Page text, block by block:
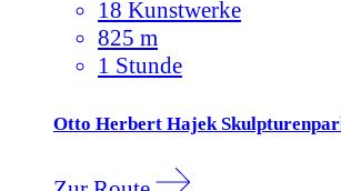
18 Kunstwerke
825 m
1 Stunde
Otto Herbert Hajek